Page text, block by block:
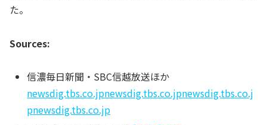
た。
Sources:
信濃毎日新聞・SBC信越放送ほか
newsdig.tbs.co.jpnewsdig.tbs.co.jpnewsdig.tbs.co.j
pnewsdig.tbs.co.jp